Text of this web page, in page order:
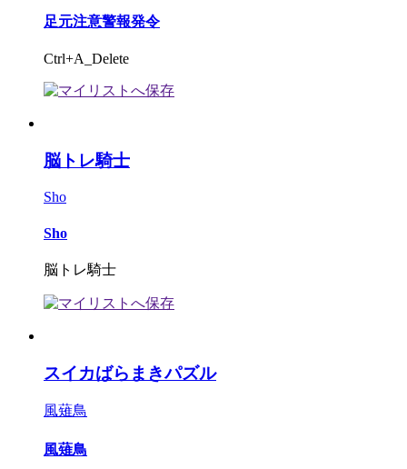
足元注意警報発令
Ctrl+A_Delete
脳トレ騎士
Sho
Sho
脳トレ騎士
スイカばらまきパズル
風薙鳥
風薙鳥